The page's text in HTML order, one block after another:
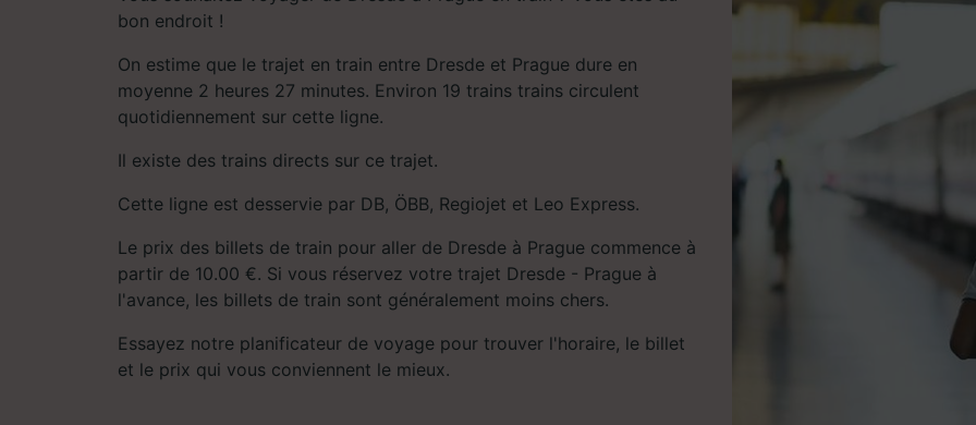
bon endroit !
On estime que le trajet en train entre Dresde et Prague dure en
moyenne 2 heures 27 minutes. Environ 19 trains trains circulent
quotidiennement sur cette ligne.
Il existe des trains directs sur ce trajet.
Cette ligne est desservie par DB, ÖBB, Regiojet et Leo Express.
Le prix des billets de train pour aller de Dresde à Prague commence à
partir de 10.00 €. Si vous réservez votre trajet Dresde - Prague à
l'avance, les billets de train sont généralement moins chers.
Essayez notre planificateur de voyage pour trouver l'horaire, le billet
et le prix qui vous conviennent le mieux.